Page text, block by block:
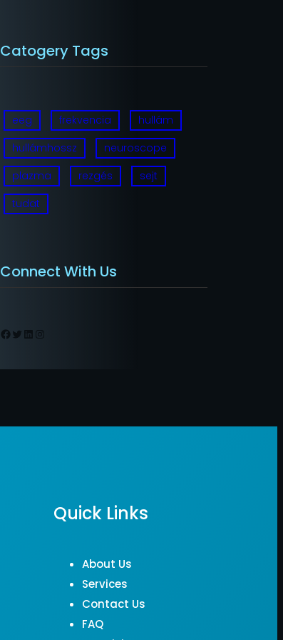
Catogery Tags
eeg frekvencia
hullám
hullámhossz
neuroscope
plazma
rezgés
sejt
tudat
Connect With Us
Facebook Twitter LinkedIn Instagram
Quick Links
About Us
Services
Contact Us
FAQ